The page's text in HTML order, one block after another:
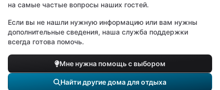
на самые частые вопросы наших гостей.
Если вы не нашли нужную информацию или вам нужны
дополнительные сведения, наша служба поддержки
всегда готова помочь.
Мне нужна помощь с выбором
Найти другие дома для отдыха